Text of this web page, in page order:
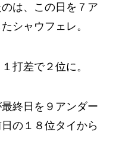
は、この日を７ア
シャウフェレ。
打差で２位に。
終日を９アンダー
の１８位タイから